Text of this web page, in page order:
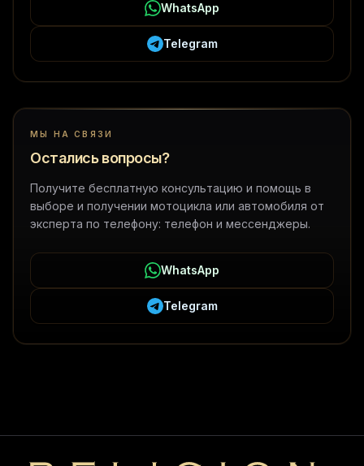
WhatsApp
Telegram
МЫ НА СВЯЗИ
Остались вопросы?
Получите бесплатную консультацию и помощь в
выборе и получении мотоцикла или автомобиля от
эксперта по телефону: телефон и мессенджеры.
WhatsApp
Telegram